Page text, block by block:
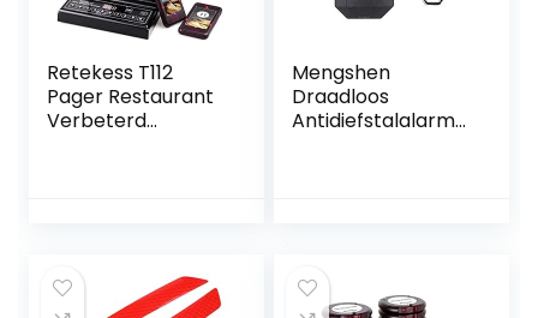
Retekess T112
Pager Restaurant
Verbeterd
Toetsenbord voor
Mengshen
Draadloos
Antidiefstalalarm